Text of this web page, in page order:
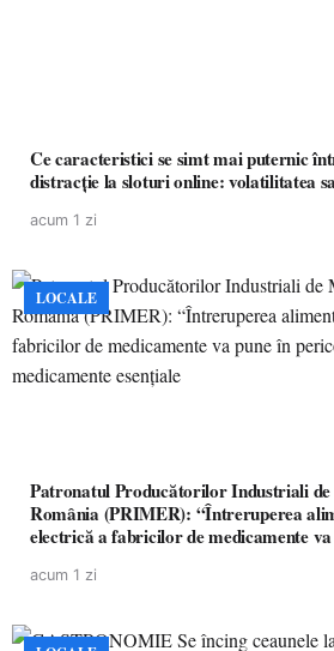
Ce caracteristici se simt mai puternic
distracție la sloturi online: volatilitatea
acum 1 zi
LOCALE
Patronatul Producătorilor Industriali de
România (PRIMER): “Întreruperea
electrică a fabricilor de medicamente va
acum 1 zi